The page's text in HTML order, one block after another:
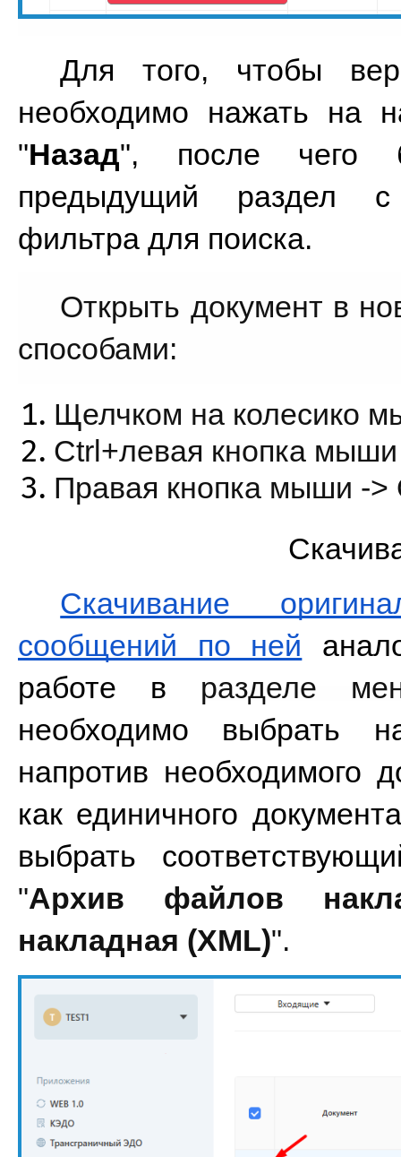
Для того, чтобы
необходимо нажать на
"Назад", после чего
предыдущий раздел с
фильтра для поиска.
Открыть документ в
способами:
Щелчком на колесико
Ctrl+левая кнопка
Правая кнопка мыши ->
Скачивание
сообщений по ней
работе в разделе
необходимо выбрать
напротив необходимого
как единичного
"Архив файлов
накладная (XML)".